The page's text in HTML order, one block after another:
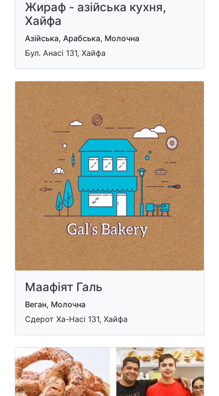
Жираф - азійська кухня,
Хайфа
Азійська, Арабська, Молочна
Бул. Анасі 131, Хайфа
Маафіят Галь
Веган, Молочна
Сдерот Ха-Насі 131, Хайфа